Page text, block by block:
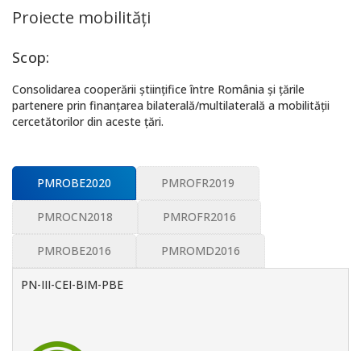
Proiecte mobilităţi
Scop:
Consolidarea cooperării ştiinţifice între România şi țările
partenere prin finanțarea bilaterală/multilaterală a mobilității
cercetătorilor din aceste țări.
PMROBE2020 PMROFR2019
PMROCN2018 PMROFR2016
PMROBE2016 PMROMD2016
PN-III-CEI-BIM-PBE